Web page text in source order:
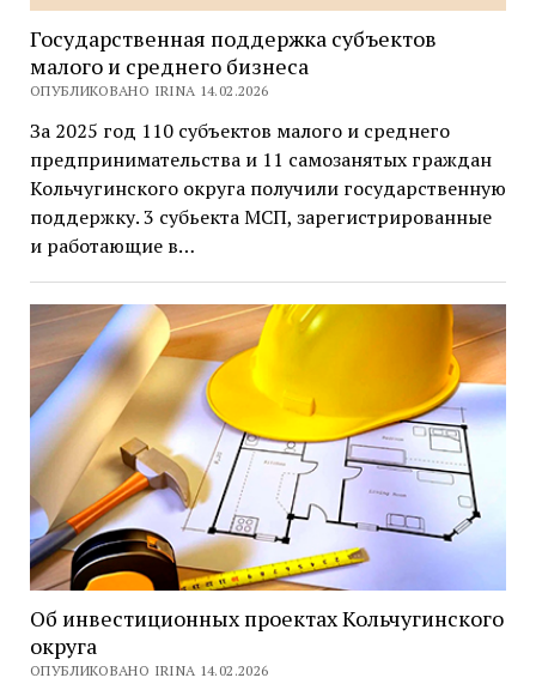
Государственная поддержка субъектов
малого и среднего бизнеса
ОПУБЛИКОВАНО IRINA 14.02.2026
За 2025 год 110 субъектов малого и среднего
предпринимательства и 11 самозанятых граждан
Кольчугинского округа получили государственную
поддержку. 3 субьекта МСП, зарегистрированные
и работающие в…
Об инвестиционных проектах Кольчугинского
округа
ОПУБЛИКОВАНО IRINA 14.02.2026